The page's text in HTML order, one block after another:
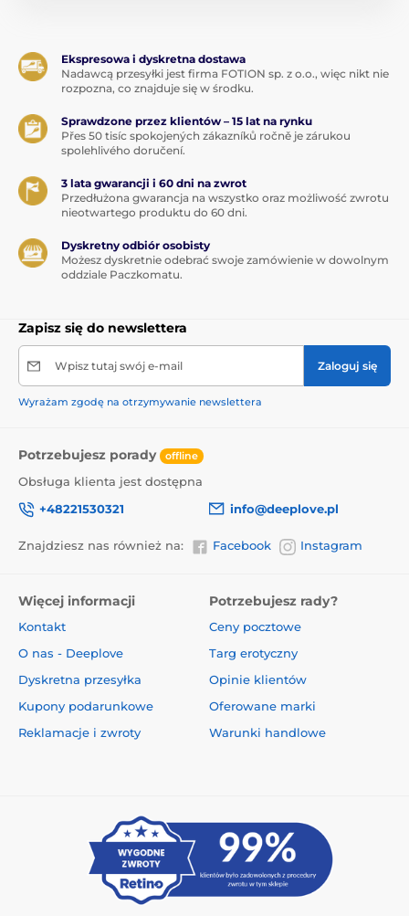
Ekspresowa i dyskretna dostawa
Nadawcą przesyłki jest firma FOTION sp. z o.o., więc nikt nie
rozpozna, co znajduje się w środku.
Sprawdzone przez klientów – 15 lat na rynku
Přes 50 tisíc spokojených zákazníků ročně je zárukou
spolehlivého doručení.
3 lata gwarancji i 60 dni na zwrot
Przedłużona gwarancja na wszystko oraz możliwość zwrotu
nieotwartego produktu do 60 dni.
Dyskretny odbiór osobisty
Możesz dyskretnie odebrać swoje zamówienie w dowolnym
oddziale Paczkomatu.
Zapisz się do newslettera
Wpisz tutaj swój e-mail Zaloguj się
Wyrażam zgodę na otrzymywanie newslettera
Potrzebujesz porady offline
Obsługa klienta jest dostępna
+48221530321
info@deeplove.pl
Znajdziesz nas również na: Facebook Instagram
Więcej informacji
Kontakt
O nas - Deeplove
Dyskretna przesyłka
Kupony podarunkowe
Reklamacje i zwroty
Potrzebujesz rady?
Ceny pocztowe
Targ erotyczny
Opinie klientów
Oferowane marki
Warunki handlowe